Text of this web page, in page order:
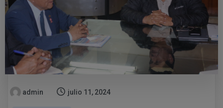
admin julio 11, 2024